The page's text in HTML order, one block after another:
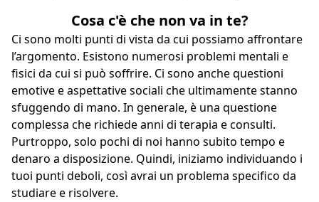
Cosa c'è che non va in te?
Ci sono molti punti di vista da cui possiamo affrontare
l’argomento. Esistono numerosi problemi mentali e
fisici da cui si può soffrire. Ci sono anche questioni
emotive e aspettative sociali che ultimamente stanno
sfuggendo di mano. In generale, è una questione
complessa che richiede anni di terapia e consulti.
Purtroppo, solo pochi di noi hanno subito tempo e
denaro a disposizione. Quindi, iniziamo individuando i
tuoi punti deboli, così avrai un problema specifico da
studiare e risolvere.